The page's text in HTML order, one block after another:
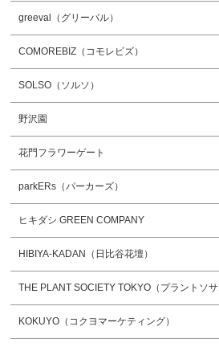
greeval（グリーバル）
COMOREBIZ（コモレビズ）
SOLSO（ソルソ）
野沢園
花門フラワーゲート
parkERs（パーカーズ）
ヒキダシ GREEN COMPANY
HIBIYA-KADAN（日比谷花壇）
THE PLANT SOCIETY TOKYO（プラントソサ
KOKUYO（コクヨマーケティング）